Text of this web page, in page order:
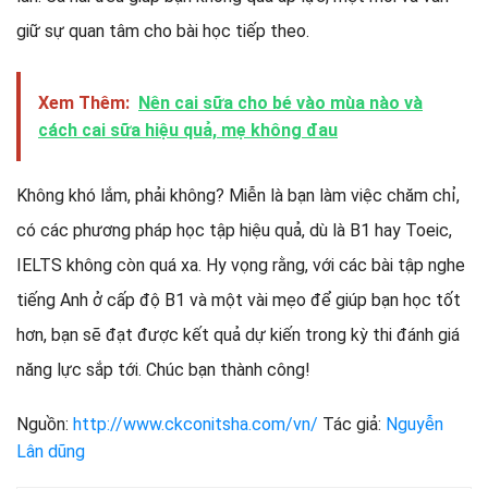
giữ sự quan tâm cho bài học tiếp theo.
Xem Thêm: Nên cai sữa cho bé vào mùa nào và
cách cai sữa hiệu quả, mẹ không đau
Không khó lắm, phải không? Miễn là bạn làm việc chăm chỉ,
có các phương pháp học tập hiệu quả, dù là B1 hay Toeic,
IELTS không còn quá xa. Hy vọng rằng, với các bài tập nghe
tiếng Anh ở cấp độ B1 và ​​một vài mẹo để giúp bạn học tốt
hơn, bạn sẽ đạt được kết quả dự kiến ​​trong kỳ thi đánh giá
năng lực sắp tới. Chúc bạn thành công!
Nguồn: http://www.ckconitsha.com/vn/ Tác giả: Nguyễn
Lân dũng